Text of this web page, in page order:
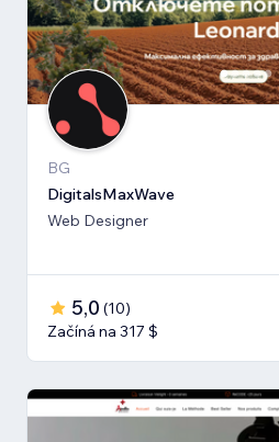
BG
DigitalsMaxWave
Web Designer
5,0 (10)
Začíná na 317 $